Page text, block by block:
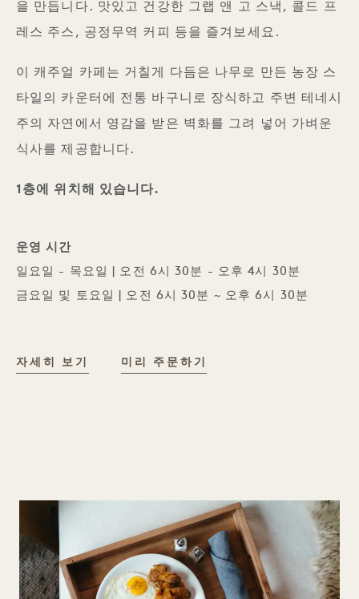
을 만듭니다. 맛있고 건강한 그랩 앤 고 스낵, 콜드 프
레스 주스, 공정무역 커피 등을 즐겨보세요.
이 캐주얼 카페는 거칠게 다듬은 나무로 만든 농장 스
타일의 카운터에 전통 바구니로 장식하고 주변 테네시
주의 자연에서 영감을 받은 벽화를 그려 넣어 가벼운
식사를 제공합니다.
1층에 위치해 있습니다.
운영 시간
일요일 - 목요일 | 오전 6시 30분 - 오후 4시 30분
금요일 및 토요일 | 오전 6시 30분 ~ 오후 6시 30분
자세히 보기 NEIGHBORS 카페
미리 주문하기